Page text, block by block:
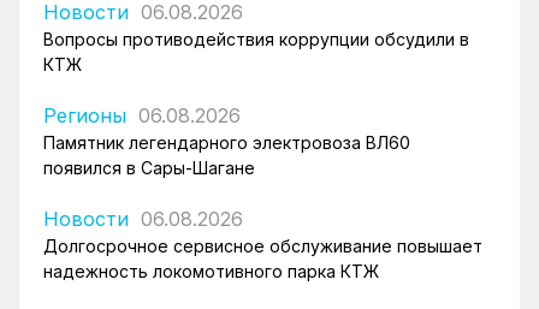
Новости 06.08.2026
Вопросы противодействия коррупции обсудили в
КТЖ
Регионы 06.08.2026
Памятник легендарного электровоза ВЛ60
появился в Сары-Шагане
Новости 06.08.2026
Долгосрочное сервисное обслуживание повышает
надежность локомотивного парка КТЖ